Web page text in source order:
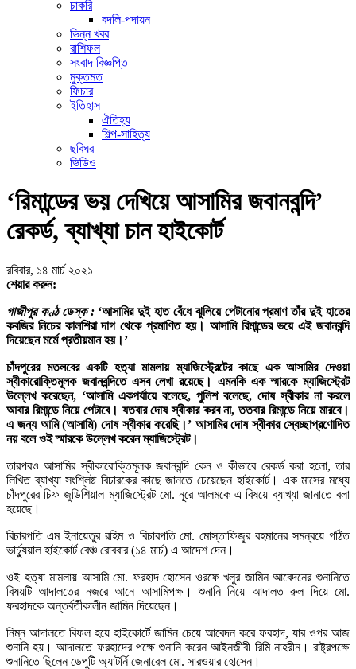
চাকরি
বদলি-পদায়ন
ভিন্ন খবর
রাশিফল
সংবাদ বিজ্ঞপ্তি
মুক্তমত
ফিচার
ইতিহাস
ঐতিহ্য
শিল্প-সাহিত্য
ছবিঘর
ভিডিও
‘রিমান্ডের ভয় দেখিয়ে আসামির জবানবন্দি’
রেকর্ড, ব্যাখ্যা চান হাইকোর্ট
রবিবার, ১৪ মার্চ ২০২১
শেয়ার করুন:
গাজীপুর কণ্ঠ ডেস্ক :‘আসামির দুই হাত বেঁধে ঝুলিয়ে পেটানোর প্রমাণ তাঁর দুই হাতের
কবজির নিচের কালশিরা দাগ থেকে প্রমাণিত হয়। আসামি রিমান্ডের ভয়ে এই জবানবন্দি
দিয়েছেন মর্মে প্রতীয়মান হয়।’
চাঁদপুরের মতলবের একটি হত্যা মামলায় ম্যাজিস্ট্রেটের কাছে এক আসামির দেওয়া
স্বীকারোক্তিমূলক জবানবন্দিতে এসব লেখা রয়েছে। এমনকি এক স্মারকে ম্যাজিস্ট্রেট
উল্লেখ করেছেন, ‘আসামি একপর্যায়ে বলেছে, পুলিশ বলেছে, দোষ স্বীকার না করলে
আবার রিমান্ডে নিয়ে পেটাবে। যতবার দোষ স্বীকার করব না, ততবার রিমান্ডে নিয়ে মারবে।
এ জন্য আমি (আসামি) দোষ স্বীকার করেছি।’ আসামির দোষ স্বীকার স্বেচ্ছাপ্রণোদিত
নয় বলে ওই স্মারকে উল্লেখ করেন ম্যাজিস্ট্রেট।
তারপরও আসামির স্বীকারোক্তিমূলক জবানবন্দি কেন ও কীভাবে রেকর্ড করা হলো, তার
লিখিত ব্যাখ্যা সংশ্লিষ্ট বিচারকের কাছে জানতে চেয়েছেন হাইকোর্ট। এক মাসের মধ্যে
চাঁদপুরের চিফ জুডিশিয়াল ম্যাজিস্ট্রেট মো. নূরে আলমকে এ বিষয়ে ব্যাখ্যা জানাতে বলা
হয়েছে।
বিচারপতি এম ইনায়েতুর রহিম ও বিচারপতি মো. মোস্তাফিজুর রহমানের সমন্বয়ে গঠিত
ভার্চ্যুয়াল হাইকোর্ট বেঞ্চ রোববার (১৪ মার্চ) এ আদেশ দেন।
ওই হত্যা মামলায় আসামি মো. ফরহাদ হোসেন ওরফে খলুর জামিন আবেদনের শুনানিতে
বিষয়টি আদালতের নজরে আনে আসামিপক্ষ। শুনানি নিয়ে আদালত রুল দিয়ে মো.
ফরহাদকে অন্তর্বর্তীকালীন জামিন দিয়েছেন।
নিম্ন আদালতে বিফল হয়ে হাইকোর্টে জামিন চেয়ে আবেদন করে ফরহাদ, যার ওপর আজ
শুনানি হয়। আদালতে ফরহাদের পক্ষে শুনানি করেন আইনজীবী রিমি নাহরীন। রাষ্ট্রপক্ষে
শুনানিতে ছিলেন ডেপুটি অ্যাটর্নি জেনারেল মো. সারওয়ার হোসেন।